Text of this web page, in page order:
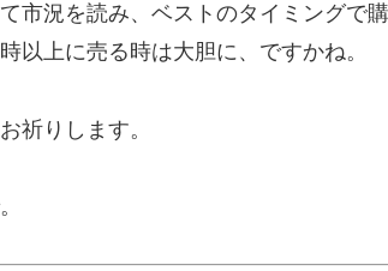
市況を読み、ベストのタイミングで
以上に売る時は大胆に、ですかね。
祈りします。